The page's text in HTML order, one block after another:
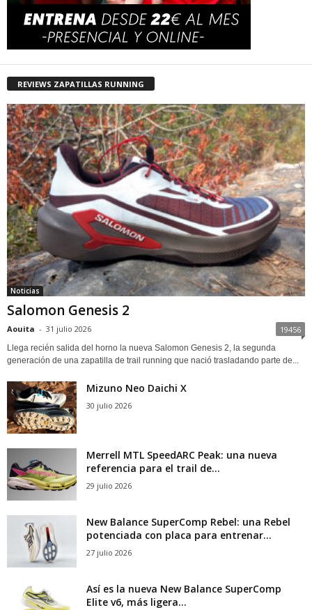
REVIEWS ZAPATILLAS RUNNING
Noticias
Salomon Genesis 2
Aouita - 31 julio 2026 19456
Llega recién salida del horno la nueva Salomon Genesis 2, la segunda
generación de una zapatilla de trail running que nació trasladando parte de...
Mizuno Neo Daichi X
30 julio 2026
Merrell MTL SpeedARC Peak: una nueva
referencia para el trail de...
29 julio 2026
New Balance SuperComp Rebel: una Rebel
potenciada con placa para entrenar...
27 julio 2026
Así es la nueva New Balance SuperComp
Elite v6, más ligera...